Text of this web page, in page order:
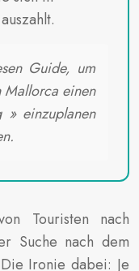
Guide, um
Mallorca einen
» einzuplanen
Touristen nach
Suche nach dem
Ironie dabei: Je